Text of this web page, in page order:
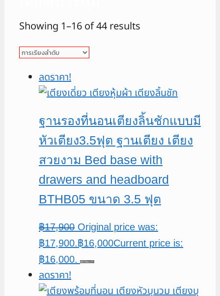
Showing 1–16 of 44 results
ลดราคา!
ฐานรองที่นอนเตียงลิ้นชักแบบมี
หัวเตียง3.5ฟุต ฐานเตียง เตียง
สวยงาม Bed base with
drawers and headboard
BTHB05 ขนาด 3.5 ฟุต
฿17,900 Original price was:
฿17,900.฿16,000Current price is:
฿16,000.
หยิบใส่ตะกร้า
ลดราคา!